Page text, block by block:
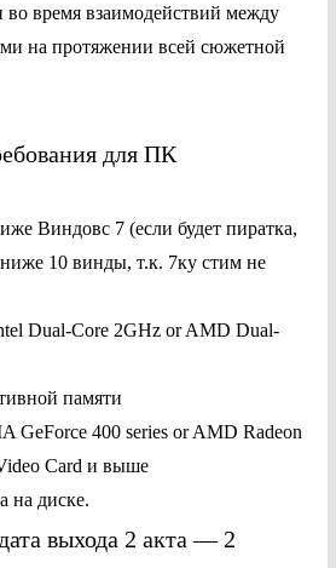
во время взаимодействий между
на протяжении всей сюжетной
для ПК
Виндовс 7 (если будет пиратка,
10 винды, т.к. 7ку стим не
Dual-Core 2GHz or AMD Dual-
памяти
GeForce 400 series or AMD Radeon
Card и выше
на диске.
выхода 2 акта — 2